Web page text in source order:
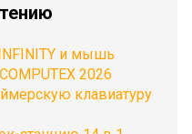
INFINITY и мышь
2026
клавиатуру